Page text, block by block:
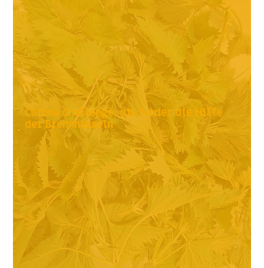
Corona Challenge, die 3 oder die Hilfe
der Brennnesseln